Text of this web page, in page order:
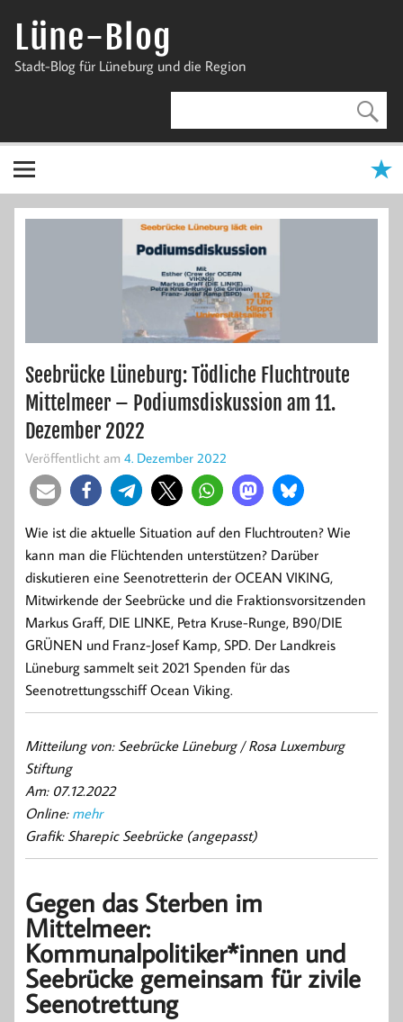
InhaltLüne-Blog
Stadt-Blog für Lüneburg und die Region
Seebrücke Lüneburg: Tödliche Fluchtroute
Mittelmeer – Podiumsdiskussion am 11.
Dezember 2022
Veröffentlicht am 4. Dezember 2022
Wie ist die aktuelle Situation auf den Fluchtrouten? Wie
kann man die Flüchtenden unterstützen? Darüber
diskutieren eine Seenotretterin der OCEAN VIKING,
Mitwirkende der Seebrücke und die Fraktionsvorsitzenden
Markus Graff, DIE LINKE, Petra Kruse-Runge, B90/DIE
GRÜNEN und Franz-Josef Kamp, SPD. Der Landkreis
Lüneburg sammelt seit 2021 Spenden für das
Seenotrettungsschiff Ocean Viking.
Mitteilung von: Seebrücke Lüneburg / Rosa Luxemburg
Stiftung
Am: 07.12.2022
Online: mehr
Grafik: Sharepic Seebrücke (angepasst)
Gegen das Sterben im
Mittelmeer:
Kommunalpolitiker*innen und
Seebrücke gemeinsam für zivile
Seenotrettung